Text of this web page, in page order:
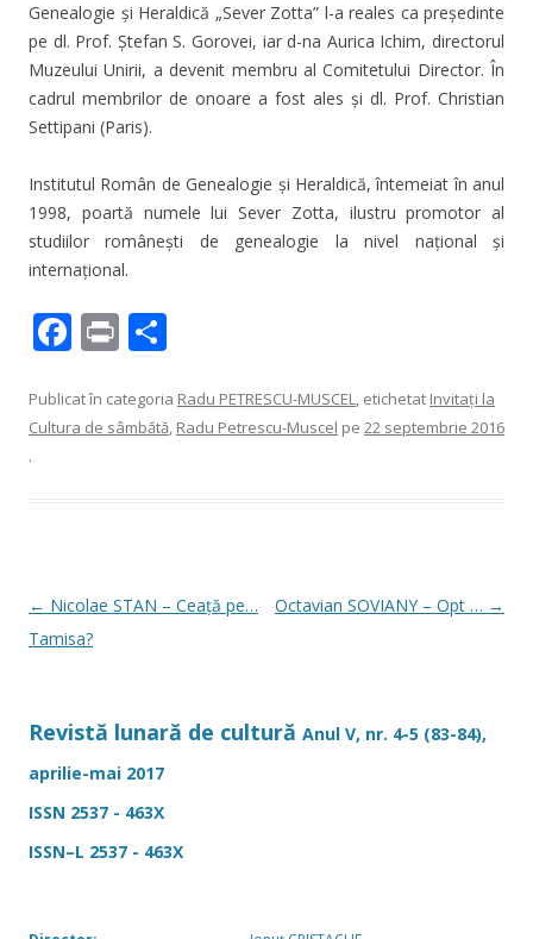
Genealogie şi Heraldică „Sever Zotta” l-a reales ca preşedinte
pe dl. Prof. Ştefan S. Gorovei, iar d-na Aurica Ichim, directorul
Muzeului Unirii, a devenit membru al Comitetului Director. În
cadrul membrilor de onoare a fost ales şi dl. Prof. Christian
Settipani (Paris).
Institutul Român de Genealogie şi Heraldică, întemeiat în anul
1998, poartă numele lui Sever Zotta, ilustru promotor al
studiilor româneşti de genealogie la nivel naţional şi
internaţional.
F
e
b
Pr
t ta
je
Publicat în categoria Radu PETRESCU-MUSCEL, etichetat Invitaţi la
Cultura de sâmbătă, Radu Petrescu-Muscel pe 22 septembrie 2016
.
Navigare
în
← Nicolae STAN – Ceață pe…
Tamisa?
Octavian SOVIANY – Opt … →
Revistă lunară de cultură Anul V, nr. 4-5 (83-84),
aprilie-mai 2017
ISSN 2537 - 463X
ISSN–L 2537 - 463X